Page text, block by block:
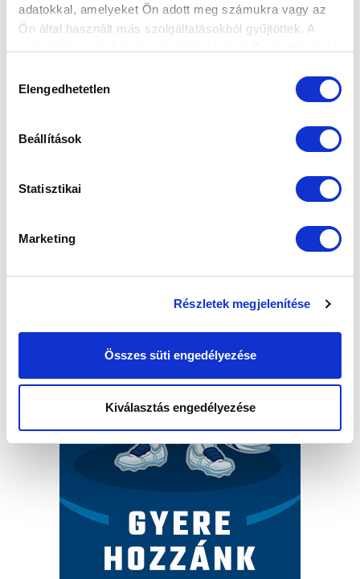
adatokkal, amelyeket Ön adott meg számukra vagy az
Ön által használt más szolgáltatásokból gyűjtöttek. A
kiválasztása
Elengedhetetlen
Beállítások
Statisztikai
Marketing
Részletek megjelenítése
Összes süti engedélyezése
Kiválasztás engedélyezése
Több játékos távozik csapatunktól.